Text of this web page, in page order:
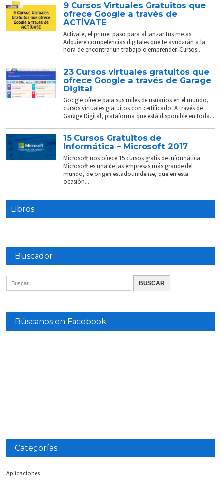
9 Cursos Virtuales Gratuitos que
ofrece Google a través de
ACTÍVATE
Actívate, el primer paso para alcanzar tus metas
Adquiere competencias digitales que te ayudarán a la
hora de encontrar un trabajo o emprender. Cursos...
23 Cursos virtuales gratuitos que
ofrece Google a través de Garage
Digital
Google ofrece para sus miles de usuarios en el mundo,
cursos virtuales gratuitos con certificado. A través de
Garage Digital, plataforma que está disponible en toda...
15 Cursos Gratuitos de
Informática – Microsoft 2017
Microsoft nos ofrece 15 cursos gratis de informática
Microsoft es una de las empresas más grande del
mundo, de origen estadounidense, que en esta
ocasión...
Libros
Buscador
Búscanos en Facebook
Categorías
Aplicaciones